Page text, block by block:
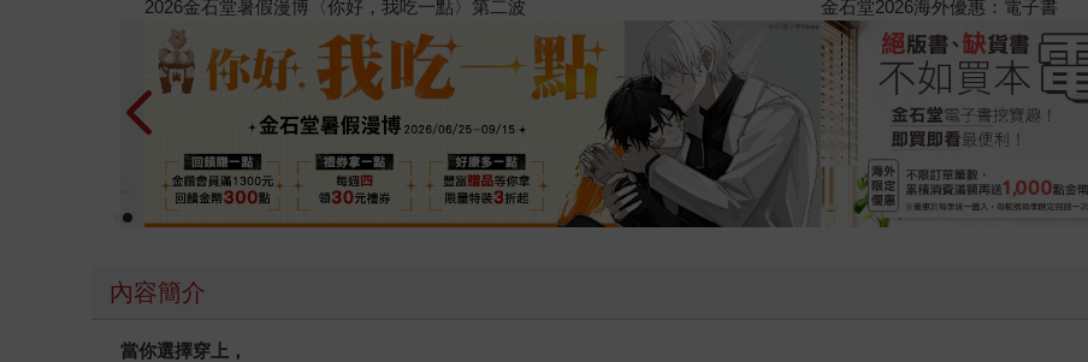
春光ｘ奇幻基地｜全書系展 2026金石堂暑假漫博〈你好，我吃
內容簡介
當你選擇穿上，